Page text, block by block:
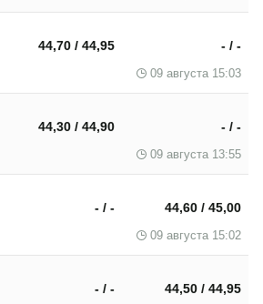
44,70 / 44,95 - / -
09 августа 15:03
44,30 / 44,90 - / -
09 августа 13:55
- / - 44,60 / 45,00
09 августа 15:02
- / - 44,50 / 44,95